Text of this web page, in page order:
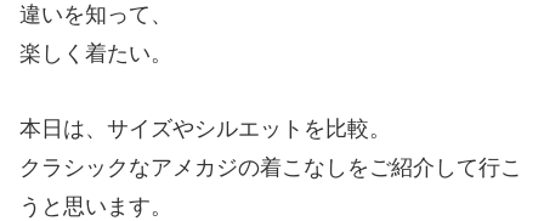
違いを知って、
楽しく着たい。
本日は、サイズやシルエットを比較。
クラシックなアメカジの着こなしをご紹介して行こ
うと思います。